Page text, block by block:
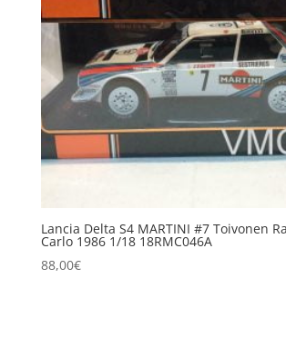
Lancia Delta S4 MARTINI #7 Toivonen
Carlo 1986 1/18 18RMC046A
88,00€